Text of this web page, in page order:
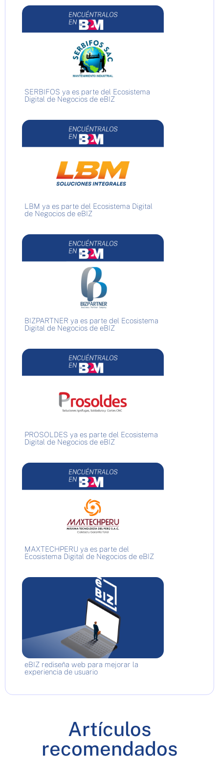
SERBIFOS ya es parte del Ecosistema
Digital de Negocios de eBIZ
LBM ya es parte del Ecosistema Digital
de Negocios de eBIZ
BIZPARTNER ya es parte del Ecosistema
Digital de Negocios de eBIZ
PROSOLDES ya es parte del Ecosistema
Digital de Negocios de eBIZ
MAXTECHPERU ya es parte del
Ecosistema Digital de Negocios de eBIZ
eBIZ rediseña web para mejorar la
experiencia de usuario
Artículos
recomendados